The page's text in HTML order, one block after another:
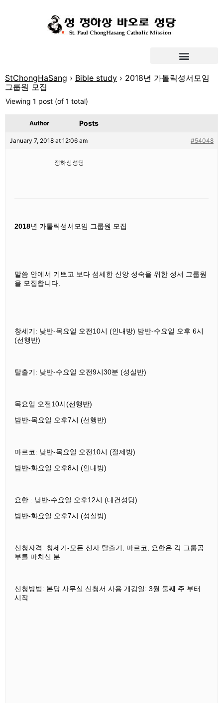
StChongHaSang › Bible study › 2018년 가톨릭성서모임
그룹원 모집
Viewing 1 post (of 1 total)
Author Posts
January 7, 2018 at 12:06 am #54048
정하상성당
2018년 가톨릭성서모임 그룹원 모집
말씀 안에서 기쁘고 보다 섬세한 신앙 성숙을 위한 성서 그룹원
을 모집합니다.
창세기: 낮반-목요일 오전10시 (인내방) 밤반-수요일 오후 6시
(선행반)
탈출기: 낮반-수요일 오전9시30분 (성실반)
목요일 오전10시(선행반)
밤반-목요일 오후7시 (선행반)
마르코: 낮반-목요일 오전10시 (절제방)
밤반-화요일 오후8시 (인내방)
요한 : 낮반-수요일 오후12시 (대건성당)
밤반-화요일 오후7시 (성실방)
신청자격: 창세기-모든 신자 탈출기, 마르코, 요한은 각 그룹공
부를 마치신 분
신청방법: 본당 사무실 신청서 사용 개강일: 3월 둘째 주 부터
시작